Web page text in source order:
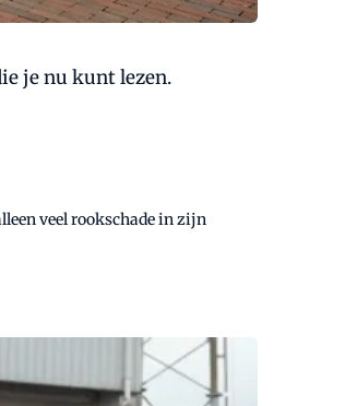
je nu kunt lezen.
veel rookschade in zijn